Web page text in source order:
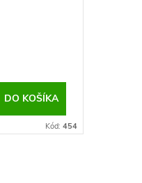
DO KOŠÍKA
Kód: 454